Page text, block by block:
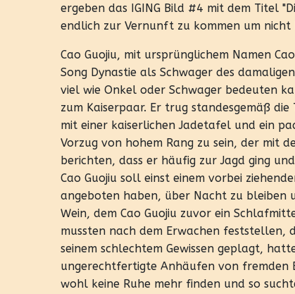
ergeben das IGING Bild #4 mit dem Titel
endlich zur Vernunft zu kommen um
Cao Guojiu, mit ursprünglichem Namen
Song Dynastie als Schwager des
viel wie Onkel oder Schwager bedeuten
zum Kaiserpaar. Er trug standesgemäß
mit einer kaiserlichen Jadetafel und ein
Vorzug von hohem Rang zu sein, der mit
berichten, dass er häufig zur Jagd ging
Cao Guojiu soll einst einem vorbei
angeboten haben, über Nacht zu bleiben
Wein, dem Cao Guojiu zuvor ein
mussten nach dem Erwachen feststellen,
seinem schlechtem Gewissen geplagt,
ungerechtfertigte Anhäufen von fremden
wohl keine Ruhe mehr finden und so